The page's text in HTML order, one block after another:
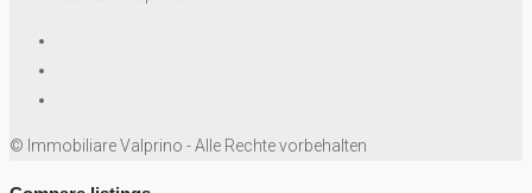
© Immobiliare Valprino - Alle Rechte vorbehalten